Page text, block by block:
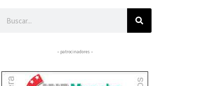
– patrocinadores –